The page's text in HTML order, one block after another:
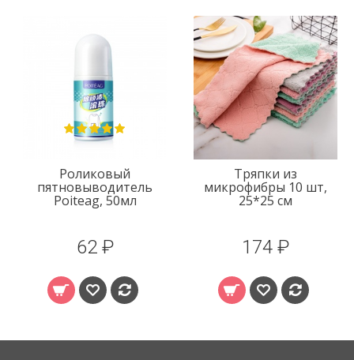
Роликовый
пятновыводитель
Poiteag, 50мл
62 ₽
Тряпки из
микрофибры 10 шт,
25*25 см
174 ₽